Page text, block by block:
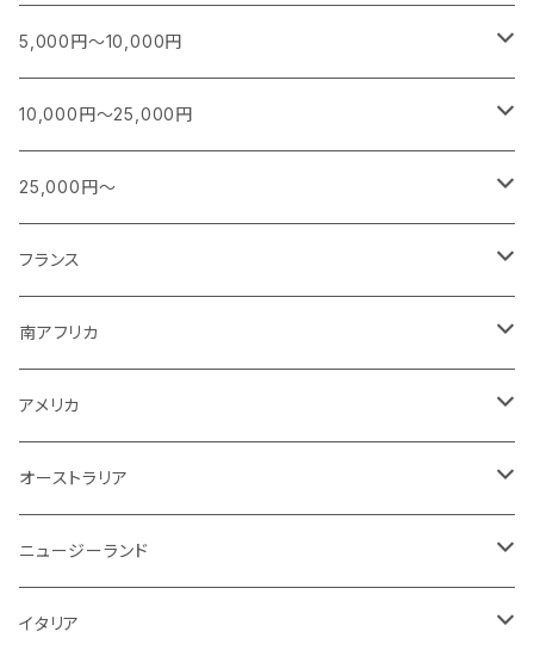
お肉料理と楽しむワイン
カレー、エスニック、中華などに合うワイン
特別な日に楽しむワイン
白
白(オレンジ)
赤
ロゼ
紫！？
フランス
シャンパーニュ
ブルゴーニュ
南アフリカ
スパークリング
白ワイン
日本
スパークリング
白ワイン
アメリカ
スパークリング
白ワイン
ギリシャ
スパークリング
白ワイン
オーストラリア
スパークリング
白ワイン
チリ
スパークリング
白ワイン
イタリア
泡
アルゼンチン
5,000円～10,000円
フランス
シャンパーニュ
ブルゴーニュ
南アフリカ
スパークリング
白ワイン
ニュージーランド
スパークリング
白ワイン
ポルトガル
泡
白ワイン
オーストラリア
泡
白ワイン
イタリア
白
赤
ドイツ
赤
スペイン
10,000円～25,000円
フランス
シャンパーニュ
ボルドー
アメリカ
赤
白
ドイツ
白
赤
25,000円～
シャンパーニュ
ブルゴーニュ
白ワイン
赤ワイン
アメリカ
赤
フランス
シャンパーニュ
ブルゴーニュ
ボルドー
その他
南アフリカ
スパークリング
白
赤
アメリカ
スパークリング
白
赤
オーストラリア
白
赤
ニュージーランド
白
イタリア